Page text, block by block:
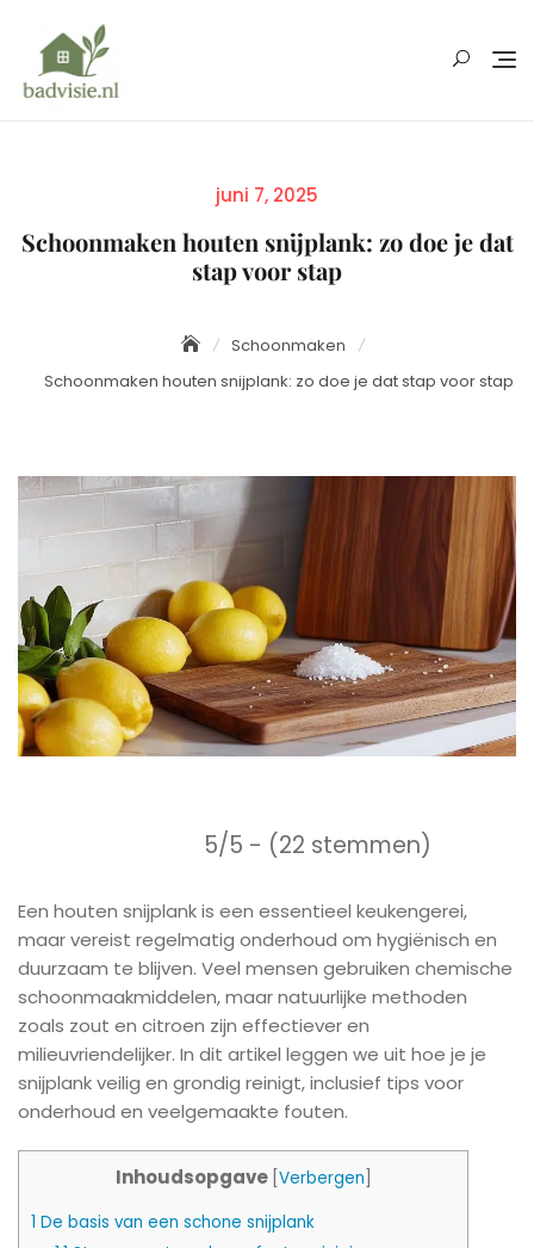
content
Posted
juni 7, 2025
Schoonmaken houten snijplank: zo doe je dat
stap voor stap
Schoonmaken
Schoonmaken houten snijplank: zo doe je dat stap voor stap
5/5 - (22 stemmen)
Een houten snijplank is een essentieel keukengerei,
maar vereist regelmatig onderhoud om hygiënisch en
duurzaam te blijven. Veel mensen gebruiken chemische
schoonmaakmiddelen, maar natuurlijke methoden
zoals zout en citroen zijn effectiever en
milieuvriendelijker. In dit artikel leggen we uit hoe je je
snijplank veilig en grondig reinigt, inclusief tips voor
onderhoud en veelgemaakte fouten.
Inhoudsopgave Verbergen
1 De basis van een schone snijplank